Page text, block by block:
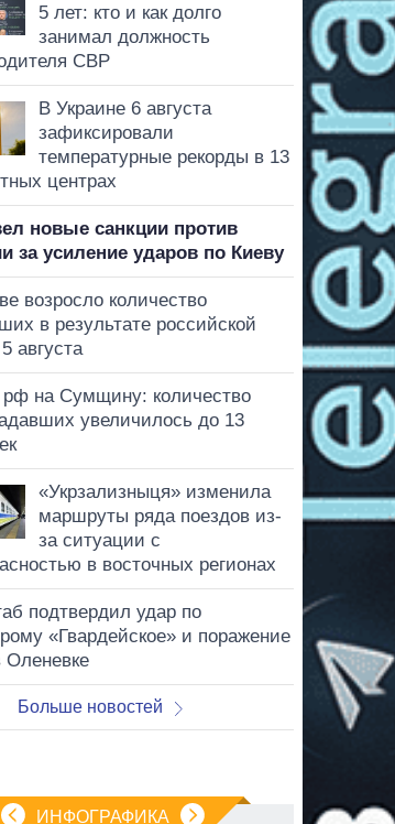
5 лет: кто и как долго
занимал должность
СВР
В Украине 6 августа
зафиксировали
температурные рекорды в 13
центрах
новые санкции против
за усиление ударов по Киеву
возросло количество
в результате российской
августа
рф на Сумщину: количество
увеличилось до 13
«Укрзализныця» изменила
маршруты ряда поездов из-
за ситуации с
в восточных регионах
подтвердил удар по
«Гвардейское» и поражение
Больше новостей
ИНФОГРАФИКА